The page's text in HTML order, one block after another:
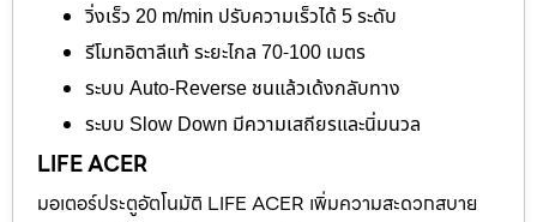
วิ่งเร็ว 20 m/min ปรับความเร็วได้ 5 ระดับ
รีโมทอิตาลีแท้ ระยะไกล 70-100 เมตร
ระบบ Auto-Reverse ชนแล้วเด้งกลับทาง
ระบบ Slow Down มีความเสถียรและนิ่มนวล
LIFE ACER
มอเตอร์ประตูอัตโนมัติ LIFE ACER เพิ่มความสะดวกสบาย